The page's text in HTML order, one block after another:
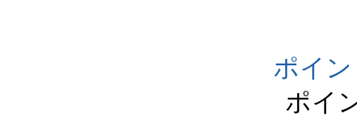
ポイ
ポイ